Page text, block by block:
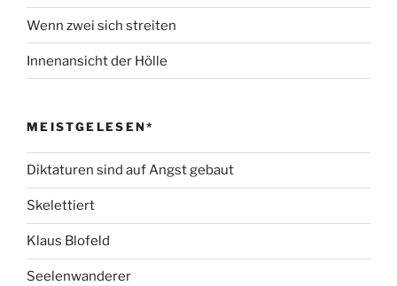
Wenn zwei sich streiten
Innenansicht der Hölle
MEISTGELESEN*
Diktaturen sind auf Angst gebaut
Skelettiert
Klaus Blofeld
Seelenwanderer